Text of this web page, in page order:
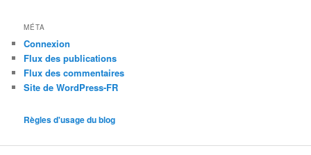
MÉTA
Connexion
Flux des publications
Flux des commentaires
Site de WordPress-FR
Règles d'usage du blog